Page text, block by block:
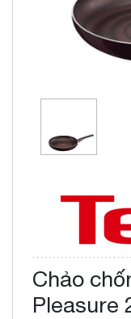
Chảo
Pleasure